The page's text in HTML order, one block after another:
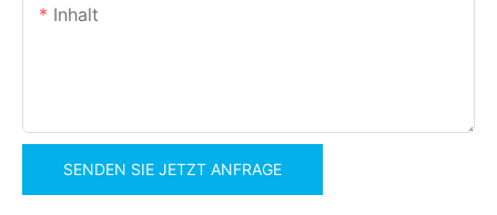
Inhalt
SENDEN SIE JETZT ANFRAGE